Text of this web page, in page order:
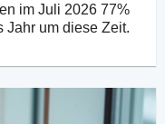
im Juli 2026 77%
Jahr um diese Zeit.